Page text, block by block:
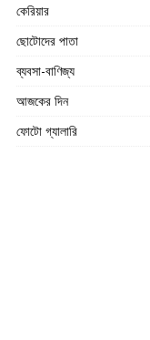
কেরিয়ার
ছোটোদের পাতা
ব্যবসা-বাণিজ্য
আজকের দিন
ফোটো গ্যালারি